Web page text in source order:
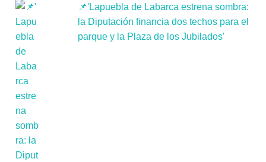
📌'Lapuebla de Labarca estrena sombra:
la Diputación financia dos techos para el
parque y la Plaza de los Jubilados'